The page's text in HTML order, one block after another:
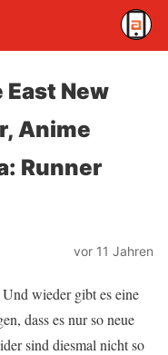
East New
Anime
Runner
vor 11 Jahren
Und wieder gibt es eine
dass es nur so neue
sind diesmal nicht so